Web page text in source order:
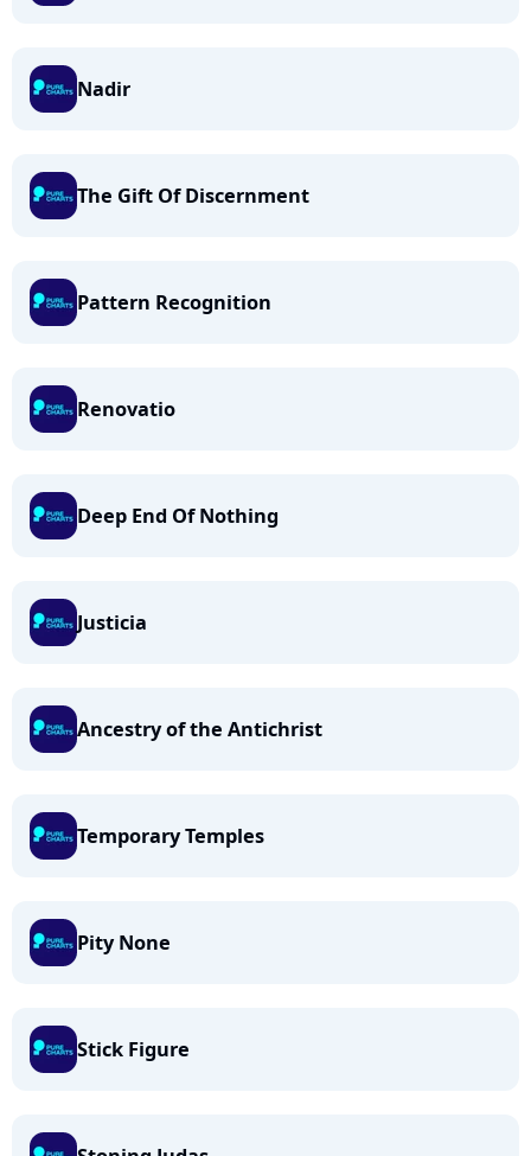
Nadir
The Gift Of Discernment
Pattern Recognition
Renovatio
Deep End Of Nothing
Justicia
Ancestry of the Antichrist
Temporary Temples
Pity None
Stick Figure